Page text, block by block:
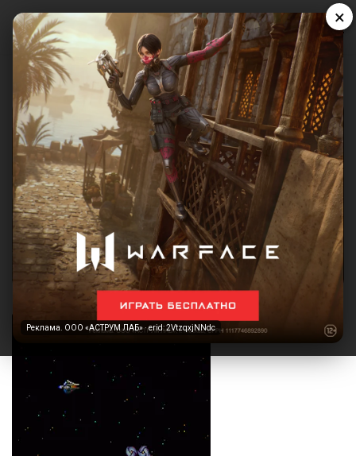
×
Реклама. ООО «АСТРУМ ЛАБ» · erid: 2VtzqxjNNdc
Реклама. ООО «АСТРУМ ЛАБ» · erid: 2VtzqxjNNdc